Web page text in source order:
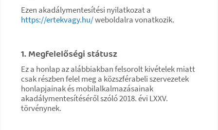
Ezen akadálymentesítési nyilatkozat a
https://ertekvagy.hu/weboldalra vonatkozik.
1. Megfelelőségi státusz
Ez a honlap az alábbiakban felsorolt kivételek miatt
csak részben felel meg a közszférabeli szervezetek
honlapjainak és mobilalkalmazásainak
akadálymentesítéséről szóló 2018. évi LXXV.
törvénynek.